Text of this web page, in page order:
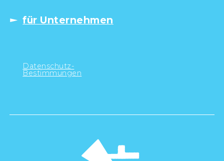
für Unternehmen
Datenschutz-
Bestimmungen